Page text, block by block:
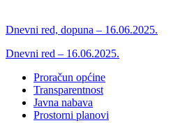
Dnevni red, dopuna – 16.06.2025.
Dnevni red – 16.06.2025.
Proračun općine
Transparentnost
Javna nabava
Prostorni planovi